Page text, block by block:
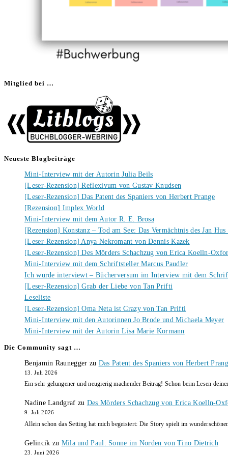
Mitglied bei …
Neueste Blogbeiträge
Mini-Interview mit der Autorin Julia Beils
[Leser-Rezension] Reflexivum von Gustav Knudsen
[Leser-Rezension] Das Patent des Spaniers von Herbert Prange
[Rezension] Implex World
Mini-Interview mit dem Autor R. E. Brosa
[Rezension] Konstanz – Tod am See: Das Vermächtnis des Jan
[Leser-Rezension] Anya Nekromant von Dennis Kazek
[Leser-Rezension] Des Mörders Schachzug von Erica Koelln-
Mini-Interview mit dem Schriftsteller Marcus Paudler
Ich wurde interviewt – Bücherversum im Interview mit dem
[Leser-Rezension] Grab der Liebe von Tan Prifti
Leseliste
[Leser-Rezension] Oma Neta ist Crazy von Tan Prifti
Mini-Interview mit den Autorinnen Jo Brode und Michaela Meyer
Mini-Interview mit der Autorin Lisa Marie Kormann
Die Community sagt …
Benjamin Raunegger zu Das Patent des Spaniers von Herbert
13. Juli 2026
Ein sehr gelungener und neugierig machender Beitrag! Schon beim Lesen
Nadine Landgraf zu Des Mörders Schachzug von Erica Koelln-
9. Juli 2026
Allein schon das Setting hat mich begeistert: Die Story spielt im
Gelincik zu Mila und Paul: Sonne im Norden von Tino Dietrich
23. Juni 2026